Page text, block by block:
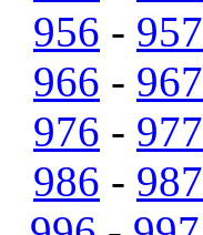
956 - 957
966 - 967
976 - 977
986 - 987